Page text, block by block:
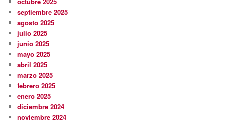
septiembre 2025
agosto 2025
julio 2025
junio 2025
mayo 2025
abril 2025
marzo 2025
febrero 2025
enero 2025
diciembre 2024
noviembre 2024